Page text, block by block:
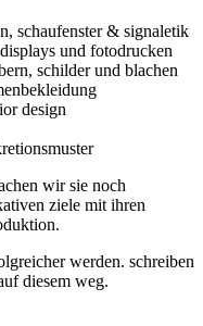
schaufenster & signaletik
und fotodrucken
schilder und blachen
design
wir sie noch
ziele mit ihren
werden. schreiben
diesem weg.